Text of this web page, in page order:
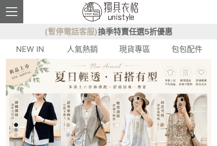
(暫停電話客服)換季特賣任選5折優惠
NEW IN
人氣熱銷 現貨專區 包包配件